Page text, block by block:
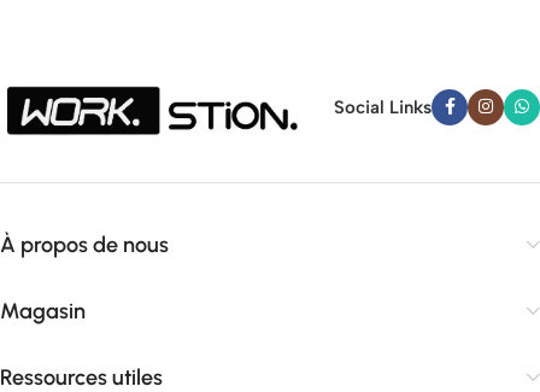
Social Links
À propos de nous
Magasin
Ressources utiles